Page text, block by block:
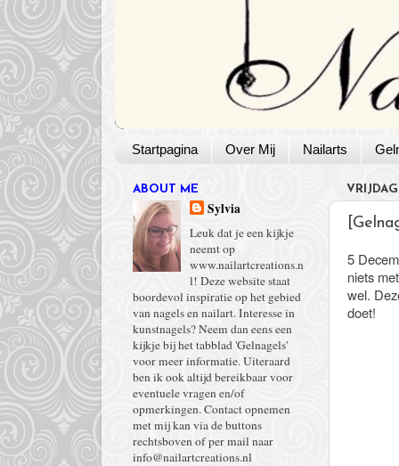
Startpagina Over Mij Nailarts
5
niets
wel.
doet!
ABOUT ME
Sylvia
Leuk dat je een kijkje
neemt op
www.nailartcreations.n
l! Deze website staat
boordevol inspiratie op het gebied
van nagels en nailart. Interesse in
kunstnagels? Neem dan eens een
kijkje bij het tabblad 'Gelnagels'
voor meer informatie. Uiteraard
ben ik ook altijd bereikbaar voor
eventuele vragen en/of
opmerkingen. Contact opnemen
met mij kan via de buttons
rechtsboven of per mail naar
info@nailartcreations.nl